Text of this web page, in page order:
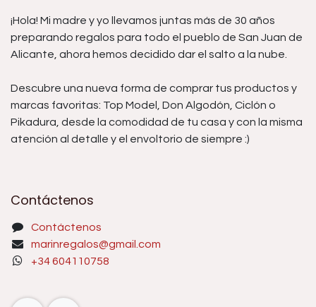
¡Hola! Mi madre y yo llevamos juntas más de 30 años
preparando regalos para todo el pueblo de San Juan de
Alicante, ahora hemos decidido dar el salto a la nube.
Descubre una nueva forma de comprar tus productos y
marcas favoritas: Top Model, Don Algodón, Ciclón o
Pikadura, desde la comodidad de tu casa y con la misma
atención al detalle y el envoltorio de siempre :)
Contáctenos
Contáctenos
marinregalos@gmail.com
+34 604110758